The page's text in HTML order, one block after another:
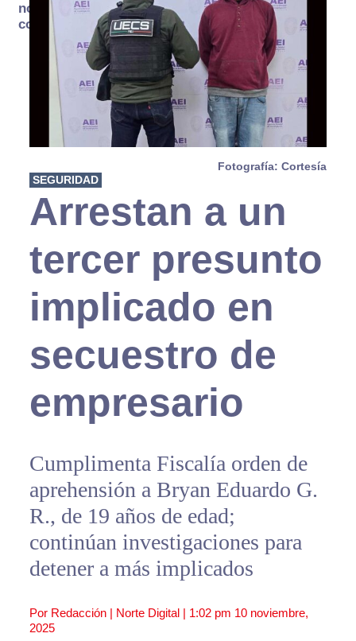
no se
consume
Fotografía: Cortesía
SEGURIDAD
Arrestan a un
tercer presunto
implicado en
secuestro de
empresario
Cumplimenta Fiscalía orden de
aprehensión a Bryan Eduardo G.
R., de 19 años de edad;
continúan investigaciones para
detener a más implicados
Por Redacción | Norte Digital | 1:02 pm 10 noviembre,
2025